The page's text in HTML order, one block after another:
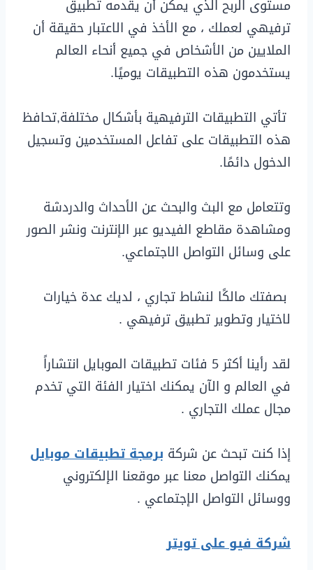
مستوى الربح الذي يمكن أن يقدمه تطبيق
ترفيهي لعملك ، مع الأخذ في الاعتبار حقيقة أن
الملايين من الأشخاص في جميع أنحاء العالم
يستخدمون هذه التطبيقات يوميًا.
تأتي التطبيقات الترفيهية بأشكال مختلفة,تحافظ
هذه التطبيقات على تفاعل المستخدمين وتسجيل
الدخول دائمًا.
وتتعامل مع البث والبحث عن الأحداث والدردشة
ومشاهدة مقاطع الفيديو عبر الإنترنت ونشر الصور
على وسائل التواصل الاجتماعي.
بصفتك مالكًا لنشاط تجاري ، لديك عدة خيارات
لاختيار وتطوير تطبيق ترفيهي .
لقد رأينا أكثر 5 فئات تطبيقات الموبايل انتشاراً
في العالم و الآن يمكنك اختيار الفئة التي تخدم
مجال عملك التجاري .
إذا كنت تبحث عن شركة برمجة تطبيقات موبايل
يمكنك التواصل معنا عبر موقعنا الإلكتروني
ووسائل التواصل الإجتماعي .
شركة فيو على تويتر